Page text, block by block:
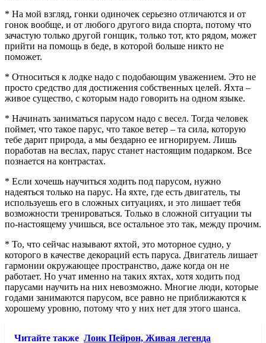
* На мой взгляд, гонки одиночек серьезно отличаются и от
гонок вообще, и от любого другого вида спорта, потому что
зачастую только другой гонщик, только тот, кто рядом, может
прийти на помощь в беде, в которой больше никто не
поможет.
* Относиться к лодке надо с подобающим уважением. Это не
просто средство для достижения собственных целей. Яхта –
живое существо, с которым надо говорить на одном языке.
* Начинать заниматься парусом надо с весел. Тогда человек
поймет, что такое парус, что такое ветер – та сила, которую
тебе дарит природа, а мы бездарно ее игнорируем. Лишь
поработав на веслах, парус станет настоящим подарком. Все
познается на контрастах.
* Если хочешь научиться ходить под парусом, нужно
надеяться только на парус. На яхте, где есть двигатель, ты
используешь его в сложных ситуациях, и это лишает тебя
возможности тренироваться. Только в сложной ситуации ты
по-настоящему учишься, все остальное это так, между прочим.
* То, что сейчас называют яхтой, это моторное судно, у
которого в качестве декораций есть паруса. Двигатель лишает
гармонии окружающее пространство, даже когда он не
работает. Но учат именно на таких яхтах, хотя ходить под
парусами научить на них невозможно. Многие люди, которые
годами занимаются парусом, все равно не приближаются к
хорошему уровню, потому что у них нет для этого шанса.
Читайте также Лоик Пейрон, Живая легенда